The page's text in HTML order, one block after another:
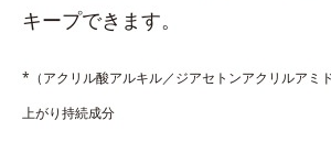
キープできます。
*（アクリル酸アルキル／ジアセトンアクリルアミ
上がり持続成分